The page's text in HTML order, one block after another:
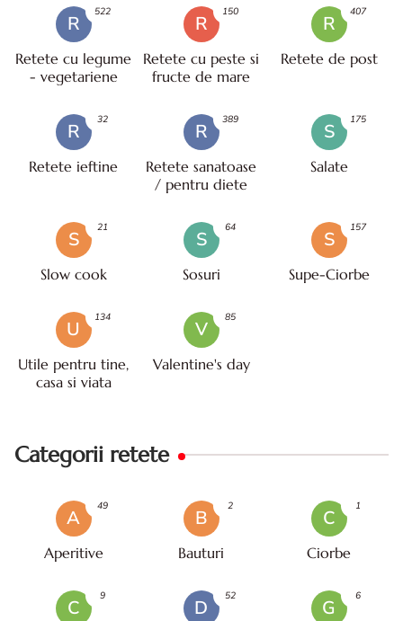
R
Retete cu legume
- vegetariene
522
R
Retete cu peste si
fructe de mare
150
R
Retete de post
407
R
Retete ieftine
32
R
Retete sanatoase
/ pentru diete
389
S
Salate
175
S
Slow cook
21
S
Sosuri
64
S
Supe-Ciorbe
157
U
Utile pentru tine,
casa si viata
134
V
Valentine's day
85
Categorii retete
A
Aperitive
49
B
Bauturi
2
C
Ciorbe
1
C
9
D
52
G
6